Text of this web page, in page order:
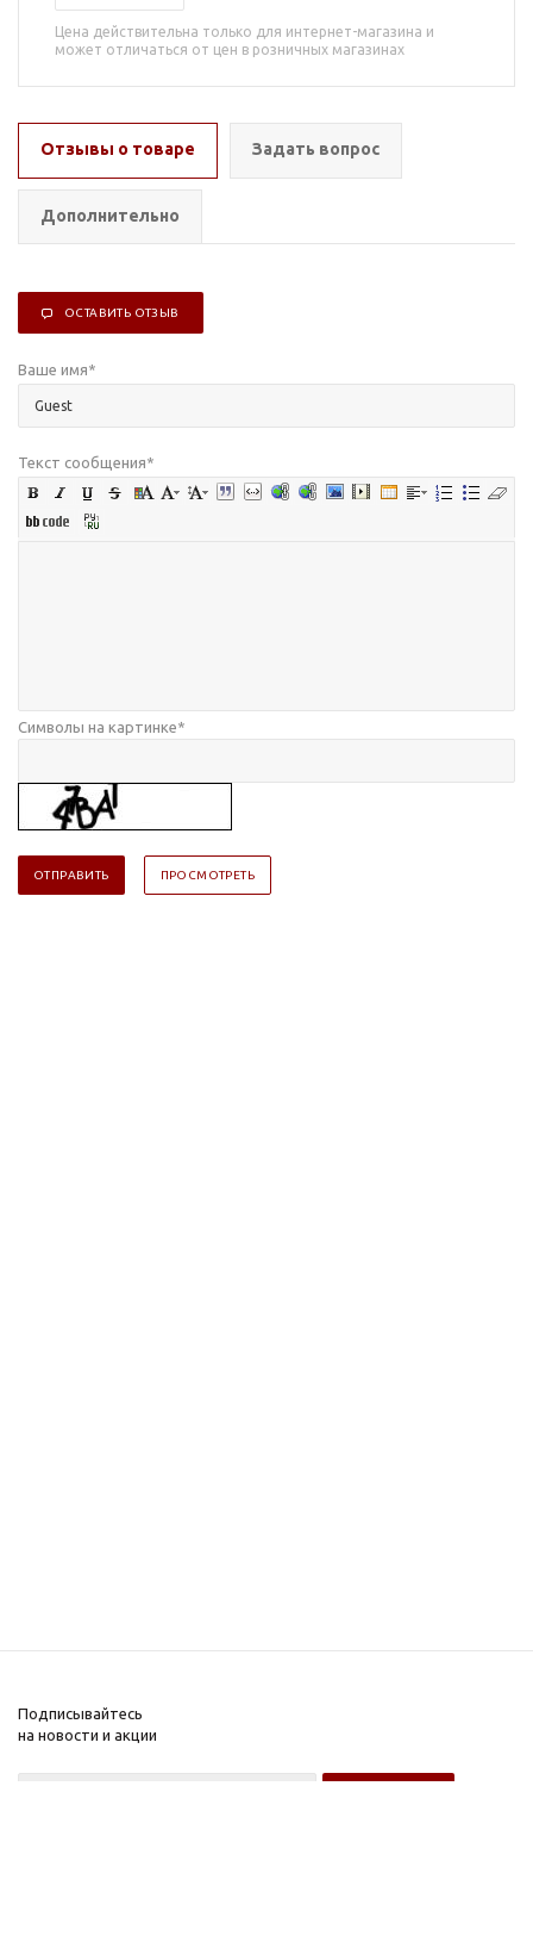
Цена действительна только для интернет-магазина и
может отличаться от цен в розничных магазинах
Отзывы о товаре Задать вопрос
Дополнительно
ОСТАВИТЬ ОТЗЫВ
Ваше имя*
Текст сообщения*
Символы на картинке*
Подписывайтесь
на новости и акции